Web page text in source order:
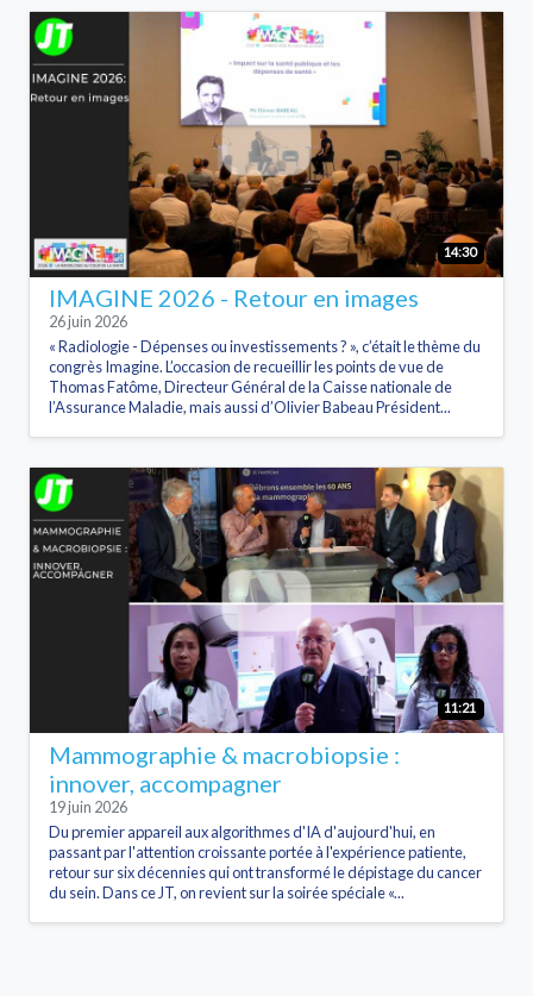
14:30
IMAGINE 2026 - Retour en images
26 juin 2026
« Radiologie - Dépenses ou investissements ? », c’était le thème du
congrès Imagine. L’occasion de recueillir les points de vue de
Thomas Fatôme, Directeur Général de la Caisse nationale de
l’Assurance Maladie, mais aussi d’Olivier Babeau Président...
11:21
Mammographie & macrobiopsie :
innover, accompagner
19 juin 2026
Du premier appareil aux algorithmes d'IA d'aujourd'hui, en
passant par l'attention croissante portée à l'expérience patiente,
retour sur six décennies qui ont transformé le dépistage du cancer
du sein. Dans ce JT, on revient sur la soirée spéciale «...